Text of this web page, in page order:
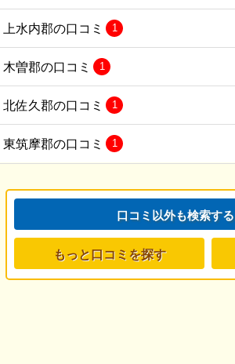
上水内郡の口コミ 1
木曽郡の口コミ 1
北佐久郡の口コミ 1
東筑摩郡の口コミ 1
口コミ以外も検索する
もっと口コミを探す